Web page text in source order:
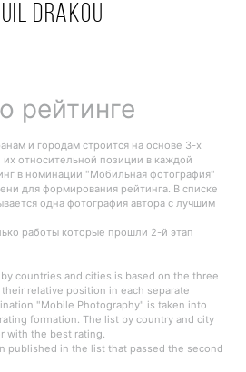
DRAKOU
рейтинге
и городам строится на основе 3-х
относительной позиции в каждой
в номинации "Мобильная фотография"
для формирования рейтинга. В списке
одна фотография автора с лучшим
работы которые прошли 2-й этап
countries and cities is based on the three
relative position in each separate
"Mobile Photography" is taken into
formation. The list by country and city
with the best rating.
published in the list that passed the second